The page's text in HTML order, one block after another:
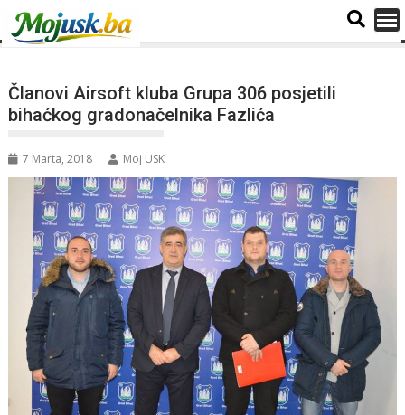
Članovi Airsoft kluba Grupa 306 posjetili
bihaćkog gradonačelnika Fazlića
7 Marta, 2018 Moj USK